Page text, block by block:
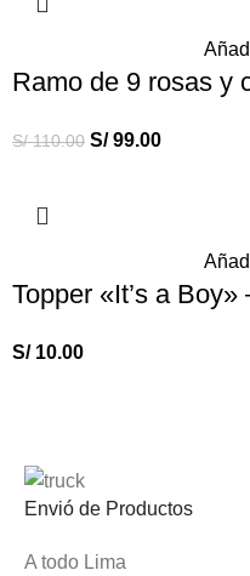
Ramo de 9 rosas y
S/110.00 S/99.00
Topper «It’s a
S/10.00
Envió de Productos
A todo Lima